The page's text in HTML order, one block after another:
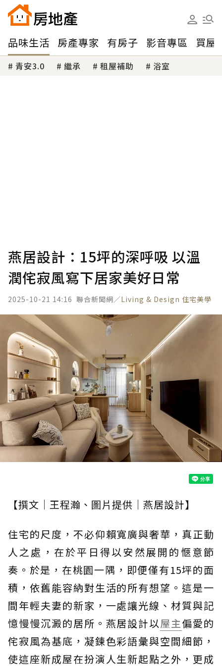
品味生活 房產專家 有房子 影音專區 買屋
青安3.0 繼承 租屋補助 浴室
燕居設計：15坪的深呼吸 以溫
潤侘寂風寫下居家美好日常
2025-10-21 14:16 聯合新聞網／Living & Design 住宅美學
【撰文｜王程瀚、圖片提供｜燕居設計】
住宅的尺度，不必仰賴寬廣與奢華，真正動
人之處，在於平日得以安然展開的愜意節
奏。於是，在桃園一隅，即便僅有15坪的面
積，依舊能容納對生活的所有想望。這是一
間年輕夫妻的新家，一處讓光線、材質與記
憶慢慢沉澱的居所。燕居設計以屋主偏愛的
侘寂風為基底，凝鍊色彩語彙與空間細節，
使這座新成屋在扮演人生新起點之外，更成